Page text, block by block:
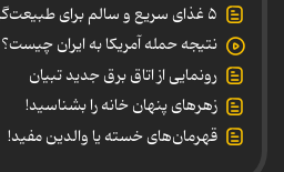
۵ غذای سریع و سالم برای طبیعت‌گردی
نتیجه حمله آمریکا به ایران چیست؟
رونمایی از اتاق برق جدید تبیان
زهرهای پنهان خانه را بشناسید!
قهرمان‌های خسته یا والدین مفید!